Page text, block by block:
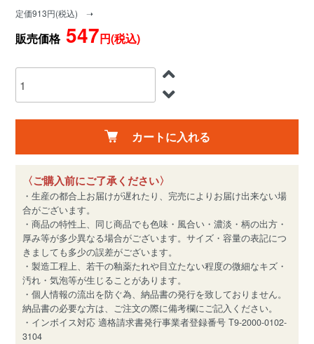
定価913円(税込) ➝
販売価格547円(税込)
カートに入れる
〈ご購入前にご了承ください〉
・生産の都合上お届けが遅れたり、完売によりお届け出来ない場
合がございます。
・商品の特性上、同じ商品でも色味・風合い・濃淡・柄の出方・
厚み等が多少異なる場合がございます。サイズ・容量の表記につ
きましても多少の誤差がございます。
・製造工程上、若干の釉薬たれや目立たない程度の微細なキズ・
汚れ・気泡等が生じることがあります。
・個人情報の流出を防ぐ為、納品書の発行を致しておりません。
納品書の必要な方は、ご注文の際に備考欄にご記入ください。
・インボイス対応 適格請求書発行事業者登録番号 T9-2000-0102-
3104